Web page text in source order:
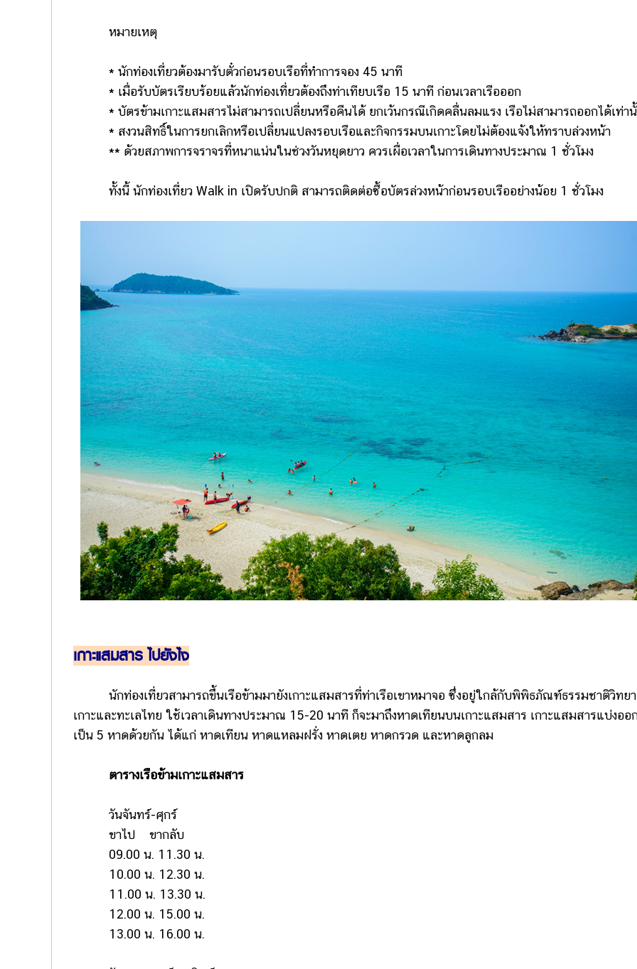
หมายเหตุ
* นักท่องเที่ยวต้องมารับตั๋วก่อนรอบเรือที่ทำการจอง 45 นาที
* เมื่อรับบัตรเรียบร้อยแล้วนักท่องเที่ยวต้องถึงท่าเทียบเรือ 15 นาที ก่อนเวลาเรือออก
* บัตรข้ามเกาะแสมสารไม่สามารถเปลี่ยนหรือคืนได้ ยกเว้นกรณีเกิดคลื่นลมแรง เรือไม่สามารถออกได้เท่า
* สงวนสิทธิ์ในการยกเลิกหรือเปลี่ยนแปลงรอบเรือและกิจกรรมบนเกาะโดยไม่ต้องแจ้งให้ทราบล่วงหน้า
** ด้วยสภาพการจราจรที่หนาแน่นในช่วงวันหยุดยาว ควรเผื่อเวลาในการเดินทางประมาณ 1 ชั่วโมง
ทั้งนี้ นักท่องเที่ยว Walk in เปิดรับปกติ สามารถติดต่อซื้อบัตรล่วงหน้าก่อนรอบเรืออย่างน้อย 1 ชั่วโมง
เกาะแสมสาร ไปยังไง
นักท่องเที่ยวสามารถขึ้นเรือข้ามมายังเกาะแสมสารที่ท่าเรือเขาหมาจอ ซึ่งอยู่ใกล้กับพิพิธภัณฑ์ธรรมชาติวิทยา
เกาะและทะเลไทย ใช้เวลาเดินทางประมาณ 15-20 นาที ก็จะมาถึงหาดเทียนบนเกาะแสมสาร เกาะแสมสารแบ่งออ
เป็น 5 หาดด้วยกัน ได้แก่ หาดเทียน หาดแหลมฝรั่ง หาดเตย หาดกรวด และหาดลูกลม
ตารางเรือข้ามเกาะแสมสาร
วันจันทร์-ศุกร์
ขาไป ขากลับ
09.00 น. 11.30 น.
10.00 น. 12.30 น.
11.00 น. 13.30 น.
12.00 น. 15.00 น.
13.00 น. 16.00 น.